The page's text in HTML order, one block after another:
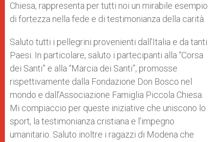
Chiesa, rappresenta per tutti noi un mirabile esempio
di fortezza nella fede e di testimonianza della carità.
Saluto tutti i pellegrini provenienti dall’Italia e da tanti
Paesi. In particolare, saluto i partecipanti alla “Corsa
dei Santi” e alla “Marcia dei Santi”, promosse
rispettivamente dalla Fondazione Don Bosco nel
mondo e dall’Associazione Famiglia Piccola Chiesa.
Mi compiaccio per queste iniziative che uniscono lo
sport, la testimonianza cristiana e l’impegno
umanitario. Saluto inoltre i ragazzi di Modena che